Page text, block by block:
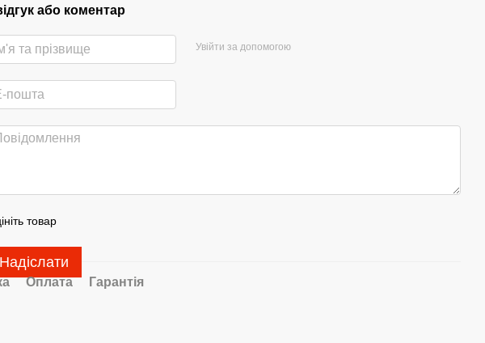
або коментар
Увійти за допомогою
товар
Надіслати
Оплата Гарантія